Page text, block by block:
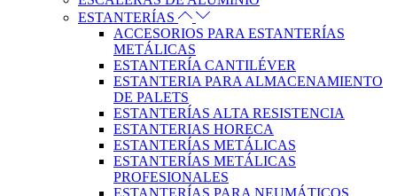
ESTANTERÍAS
ACCESORIOS PARA ESTANTERÍAS
METÁLICAS
ESTANTERÍA CANTILÉVER
ESTANTERIA PARA ALMACENAMIENTO
DE PALETS
ESTANTERÍAS ALTA RESISTENCIA
ESTANTERIAS HORECA
ESTANTERÍAS METÁLICAS
ESTANTERÍAS METÁLICAS
PROFESIONALES
ESTANTERÍAS PARA NEUMÁTICOS